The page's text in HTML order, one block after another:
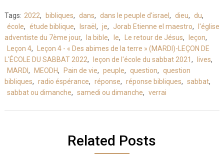
Tags: 2022, bibliques, dans, dans le peuple d'israel , dieu, du,
école, étude biblique, Israël , je, Jorab Etienne el maestro,
l'église
adventiste du 7ème jour, la bible, le, Le retour de Jésus, leçon,
Leçon 4,
Leçon 4 - « Des abimes de la terre » (MARDI)-LEÇON DE
L'ÉCOLE DU SABBAT 2022, leçon de l'école du sabbat 2021 , lives,
MARDI , MEODH, Pain de vie, peuple, question, question
bibliques, radio éspérance, réponse, réponse bibliques, sabbat,
sabbat ou dimanche, samedi ou dimanche, verrai
Related Posts